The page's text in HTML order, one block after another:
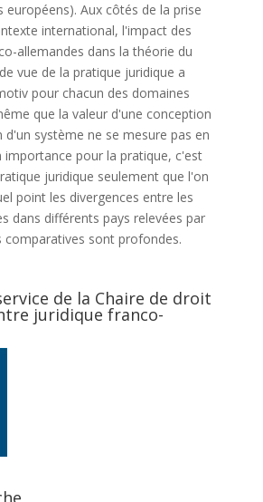
européens). Aux côtés de la prise
international, l'impact des
allemandes dans la théorie du
vue de la pratique juridique a
pour chacun des domaines
que la valeur d'une conception
d'un système ne se mesure pas en
importance pour la pratique, c'est
juridique seulement que l'on
point les divergences entre les
dans différents pays relevées par
comparatives sont profondes.
de la Chaire de droit
juridique franco-